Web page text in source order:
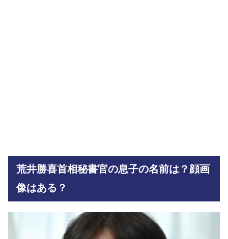
荒井勝喜首相秘書官の息子の名前は？顔画
像はある？